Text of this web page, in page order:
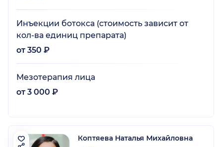
Инъекции ботокса (стоимость зависит от
кол-ва единиц препарата)
от 350 ₽
Мезотерапия лица
от 3 000 ₽
Коптяева Наталья Михайловна